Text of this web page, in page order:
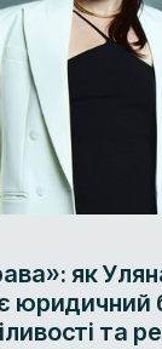
як
юридичний
та